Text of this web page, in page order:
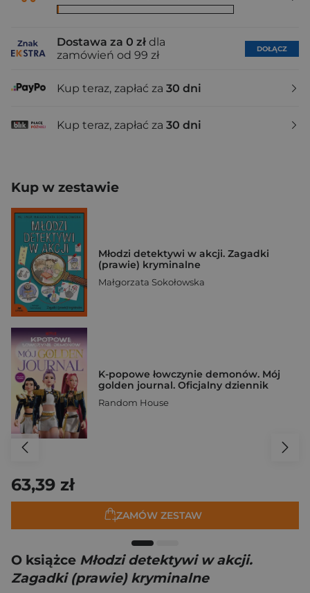
Dostawa za 0 zł dla
zamówień od 99 zł
DOŁĄCZ
Kup teraz, zapłać za 30 dni
Kup teraz, zapłać za 30 dni
Kup w zestawie
Młodzi detektywi w akcji. Zagadki
(prawie) kryminalne
Małgorzata Sokołowska
K-popowe łowczynie demonów. Mój
golden journal. Oficjalny dziennik
Random House
63,39 zł
ZAMÓW ZESTAW
O książce Młodzi detektywi w akcji.
Zagadki (prawie) kryminalne